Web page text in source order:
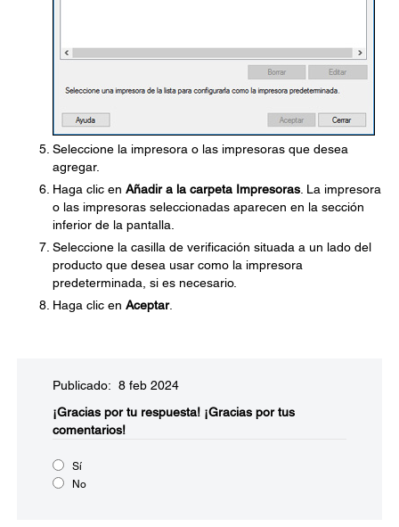
Seleccione la impresora o las impresoras que desea
agregar.
Haga clic en Añadir a la carpeta Impresoras . La impresora
o las impresoras seleccionadas aparecen en la sección
inferior de la pantalla.
Seleccione la casilla de verificación situada a un lado del
producto que desea usar como la impresora
predeterminada, si es necesario.
Haga clic en Aceptar.
Publicado: 8 feb 2024
¡Gracias por tu respuesta! ¡Gracias por tus
comentarios!
Sí
No